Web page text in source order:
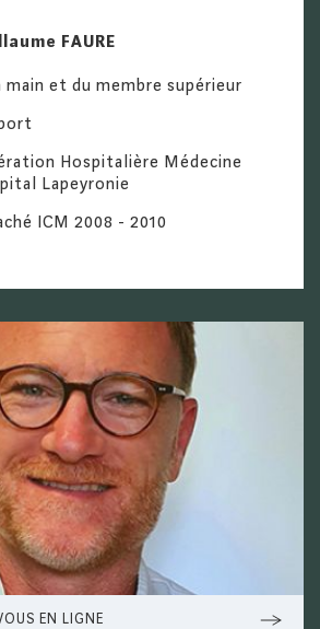
FAURE
main et du membre supérieur
Hospitalière Médecine
Lapeyronie
ICM 2008 - 2010
EN LIGNE